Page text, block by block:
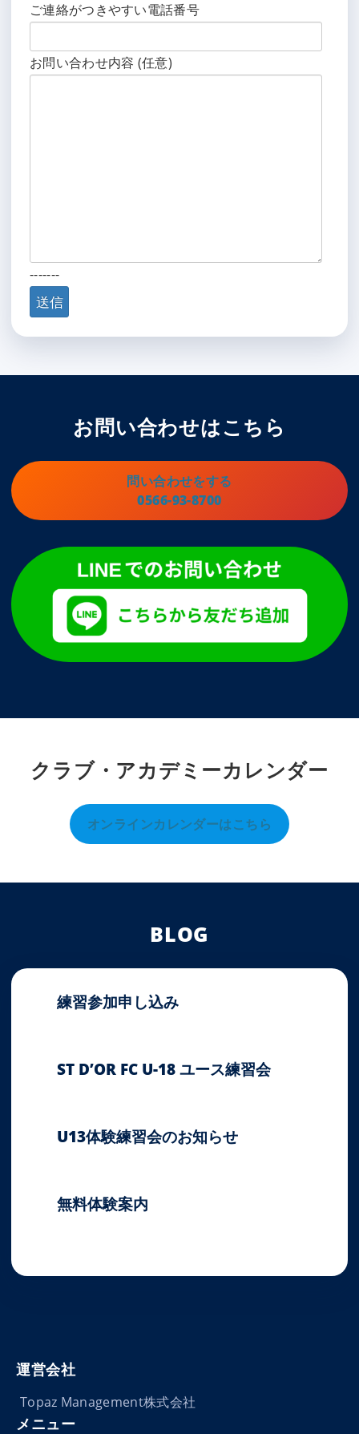
ご連絡がつきやすい電話番号
お問い合わせ内容 (任意)
-------
お問い合わせはこちら
問い合わせをする
0566-93-8700
クラブ・アカデミーカレンダー
オンラインカレンダーはこちら
BLOG
練習参加申し込み
ST D’OR FC U-18 ユース練習会
U13体験練習会のお知らせ
無料体験案内
運営会社
Topaz Management株式会社
メニュー